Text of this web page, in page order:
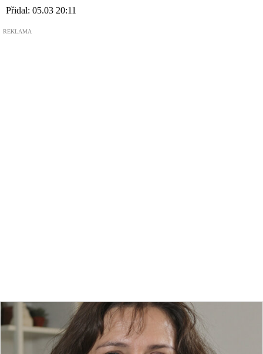
Přidal: 05.03 20:11
REKLAMA